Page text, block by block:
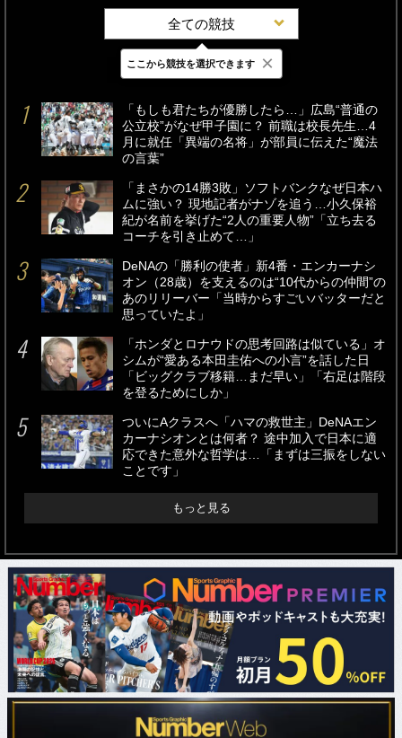
全ての競技
最新 24時間 週間
「もしも君たちが優勝したら…」広島“普通の
公立校”がなぜ甲子園に？ 前職は校長先生…4
月に就任「異端の名将」が部員に伝えた“魔法
の言葉”
「まさかの14勝3敗」ソフトバンクなぜ日本ハ
ムに強い？ 現地記者がナゾを追う…小久保裕
紀が名前を挙げた“2人の重要人物”「立ち去る
コーチを引き止めて…」
DeNAの「勝利の使者」新4番・エンカーナシ
オン（28歳）を支えるのは“10代からの仲間”の
あのリリーバー「当時からすごいバッターだと
思っていたよ」
「ホンダとロナウドの思考回路は似ている」オ
シムが“愛ある本田圭佑への小言”を話した日
「ビッグクラブ移籍…まだ早い」「右足は階段
を登るためにしか」
ついにAクラスへ「ハマの救世主」DeNAエン
カーナシオンとは何者？ 途中加入で日本に適
応できた意外な哲学は…「まずは三振をしない
ことです」
もっと見る
ここから競技を選択できます ×